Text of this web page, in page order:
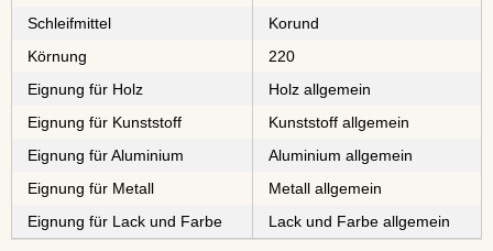
Schleifmittel
⁠⁠⁠Korund
Körnung
220
Eignung für Holz
Holz allgemein
Eignung für Kunststoff
Kunststoff allgemein
Eignung für Aluminium
Aluminium allgemein
Eignung für Metall
Metall allgemein
Eignung für Lack und Farbe
Lack und Farbe allgemein